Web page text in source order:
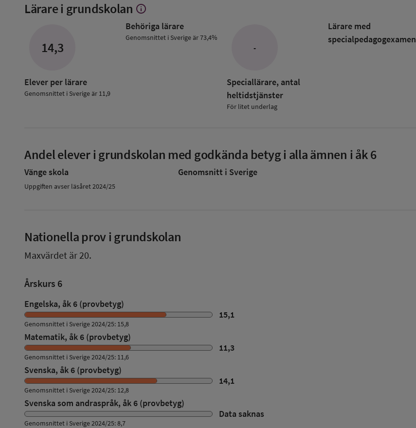
Lärare i grundskolan Visa
om
Lärare
info
14,3
Elever per lärare
Genomsnittet i Sverige är 11,9
Behöriga lärare
Genomsnittet i Sverige är 73,4%
-
Speciallärare, antal
heltidstjänster
För litet underlag
Lärare med
specialpedagog­examen
Andel elever i grundskolan med godkända betyg i alla ämnen i åk 6
Vänge skola Genomsnitt i Sverige
Uppgiften avser läsåret 2024/25
Nationella prov i grundskolan
Maxvärdet är 20.
Årskurs 6
Engelska, åk 6 (provbetyg)
15,1
Genomsnittet i Sverige 2024/25: 15,8
Matematik, åk 6 (provbetyg)
11,3
Genomsnittet i Sverige 2024/25: 11,6
Svenska, åk 6 (provbetyg)
14,1
Genomsnittet i Sverige 2024/25: 12,8
Svenska som andraspråk, åk 6 (provbetyg)
Data saknas
Genomsnittet i Sverige 2024/25: 8,7